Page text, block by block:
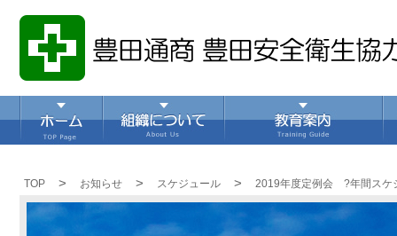
TOP> お知らせ> スケジュール> 2019年度定例会 ?年間スケ